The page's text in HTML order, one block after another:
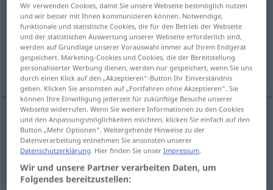
Übersicht aller Übersetzungen
(Für mehr Details die Übersetzung anklicken/antippen)
já, jú
ja
Wir verwenden Cookies, damit Sie unsere Webseite bestmöglich nutzen
und wir besser mit Ihnen kommunizieren können. Notwendige,
funktionale und statistische Cookies, die für den Betrieb der Webseite
und der statistischen Auswertung unserer Webseite erforderlich sind,
werden auf Grundlage unserer Vorauswahl immer auf Ihrem Endgerät
gespeichert. Marketing-Cookies und Cookies, die der Bereitstellung
personalisierter Werbung dienen, werden nur gespeichert, wenn Sie uns
durch einen Klick auf den „Akzeptieren“-Button Ihr Einverständnis
geben. Klicken Sie ansonsten auf „Fortfahren ohne Akzeptieren“. Sie
können Ihre Einwilligung jederzeit für zukünftige Besuche unserer
Webseite widerrufen. Wenn Sie weitere Informationen zu den Cookies
und den Anpassungsmöglichkeiten möchten, klicken Sie einfach auf den
Button „Mehr Optionen“. Weitergehende Hinweise zu der
Datenverarbeitung entnehmen Sie ansonsten unserer
Datenschutzerklärung. Hier finden Sie unserImpressum.
Wir und unsere Partner verarbeiten Daten, um
Folgendes bereitzustellen: